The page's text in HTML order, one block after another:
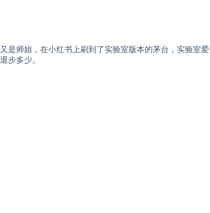
又是师姐，在小红书上刷到了实验室版本的茅台，实验室
退步多少。